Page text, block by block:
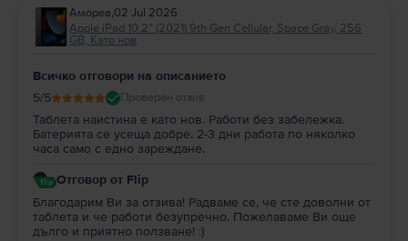
Амореа,02 Jul 2026
Apple iPad 10.2” (2021) 9th Gen Cellular, Space Gray, 256
GB, Като нов
Всичко отговори на описанието
5/5 Проверен отзив
Таблета наистина е като нов. Работи без забележка.
Батерията се усеща добре. 2-3 дни работа по няколко
часа само с едно зареждане.
Отговор от Flip
Благодарим Ви за отзива! Радваме се, че сте доволни от
таблета и че работи безупречно. Пожелаваме Ви още
дълго и приятно ползване! :)